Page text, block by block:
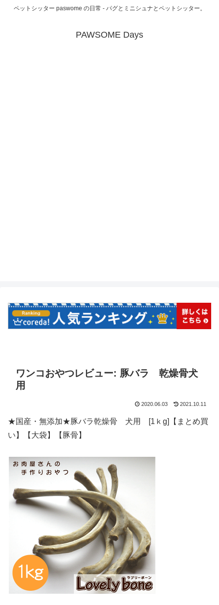
ペットシッター paswome の日常 - パグとミニシュナとペットシッター。
PAWSOME Days
ワンコおやつレビュー: 豚バラ 乾燥骨犬
用
2020.06.03 2021.10.11
★国産・無添加★豚バラ乾燥骨 犬用 [1ｋg]【まとめ買
い】【大袋】【豚骨】